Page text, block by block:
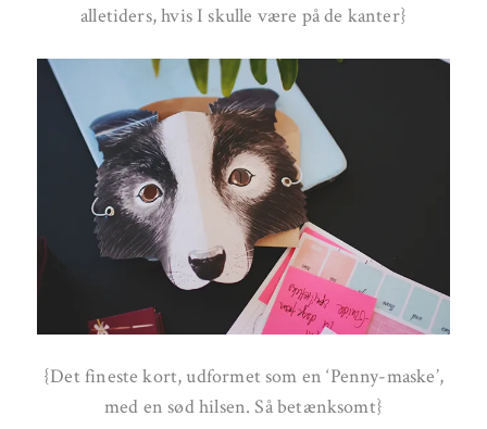
alletiders, hvis I skulle være på de kanter}
{Det fineste kort, udformet som en ‘Penny-maske’,
med en sød hilsen. Så betænksomt}